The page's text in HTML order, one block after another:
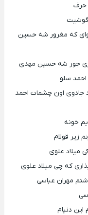
حرف
گوشیت
که مغرور شه حسین
جور شه حسین مهدی
سلو
جادوی اون چشمات احمد
خونه
زیر قولام
میلاد علوی
که چی میلاد علوی
مهران عباسی
این دنیام